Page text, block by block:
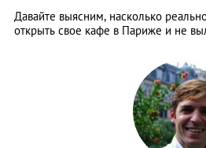
Давайте выясним, насколько
открыть свое кафе в Париже и не